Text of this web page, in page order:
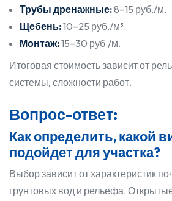
Трубы дренажные:8–15 руб./м.
Щебень:10–25 руб./м³.
Монтаж:15–30 руб./м.
Итоговая стоимость зависит от
системы, сложности работ.
Вопрос-ответ:
Как определить, какой
подойдет для участка?
Выбор зависит от характеристик
грунтовых вод и рельефа.